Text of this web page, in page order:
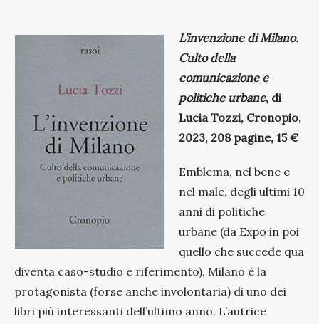
L’invenzione di Milano.
Culto della
comunicazione e
politiche urbane, di
Lucia Tozzi, Cronopio,
2023, 208 pagine, 15 €
Emblema, nel bene e
nel male, degli ultimi 10
anni di politiche
urbane (da Expo in poi
quello che succede qua
diventa caso-studio e riferimento), Milano è la
protagonista (forse anche involontaria) di uno dei
libri più interessanti dell’ultimo anno. L’autrice